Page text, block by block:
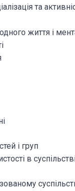
та
життя і
і груп
в